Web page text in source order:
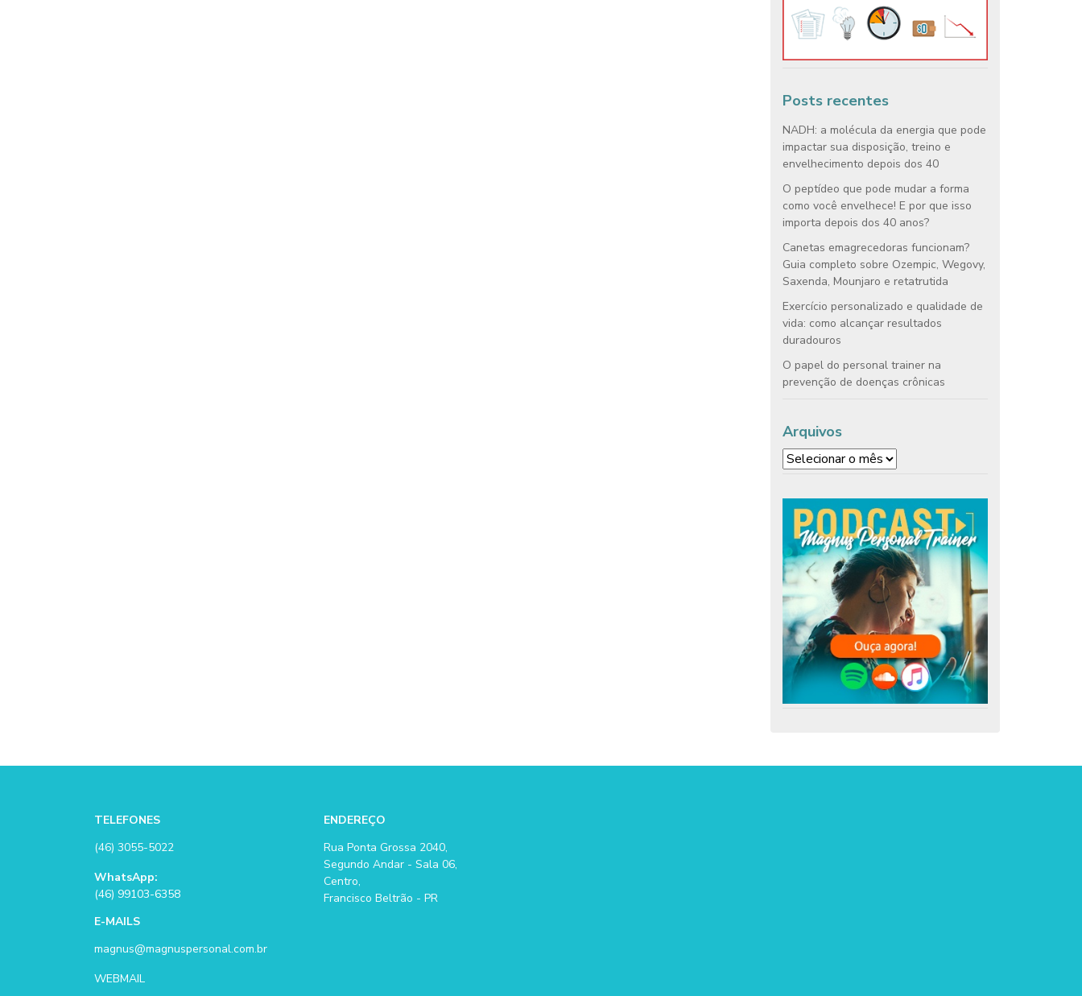
Posts recentes
NADH: a molécula da energia que pode
impactar sua disposição, treino e
envelhecimento depois dos 40
O peptídeo que pode mudar a forma
como você envelhece! E por que isso
importa depois dos 40 anos?
Canetas emagrecedoras funcionam?
Guia completo sobre Ozempic, Wegovy,
Saxenda, Mounjaro e retatrutida
Exercício personalizado e qualidade de
vida: como alcançar resultados
duradouros
O papel do personal trainer na
prevenção de doenças crônicas
Arquivos
Arquivos
TELEFONES
(46) 3055-5022
WhatsApp:
(46) 99103-6358
E-MAILS
magnus@magnuspersonal.com.br
WEBMAIL
ENDEREÇO
Rua Ponta Grossa 2040,
Segundo Andar - Sala 06,
Centro,
Francisco Beltrão - PR